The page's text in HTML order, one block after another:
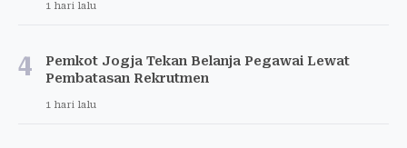
1 hari lalu
4
Pemkot Jogja Tekan Belanja Pegawai Lewat
Pembatasan Rekrutmen
1 hari lalu